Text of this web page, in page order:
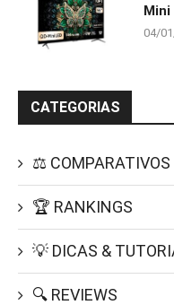
Mini
04/
CATEGORIAS
⚖️ COMPARATIVOS
🏆 RANKINGS
💡 DICAS &
🔍 REVIEWS